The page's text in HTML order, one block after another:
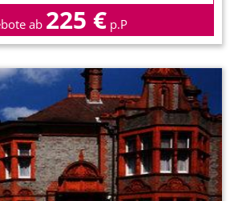
ab 225 € p.P